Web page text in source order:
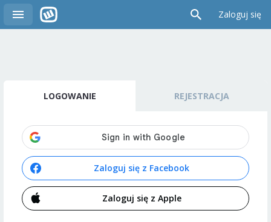
Zaloguj się
LOGOWANIE REJESTRACJA
Zaloguj się z Facebook
Zaloguj się z Apple